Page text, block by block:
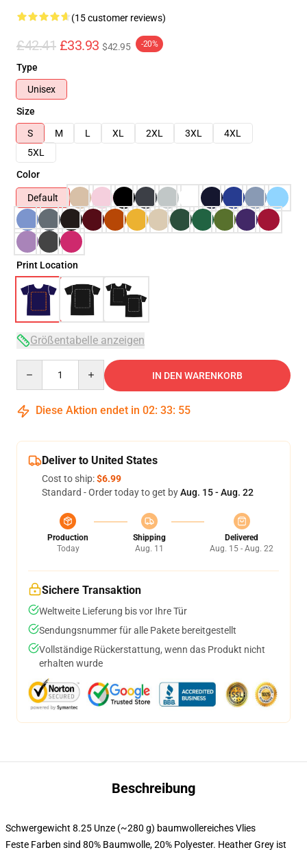
(15 customer reviews)
£42.41 £33.93 $42.95 -20%
Type
Unisex
Size
S
M L XL 2XL 3XL
4XL
5XL
Color
Default
Print Location
Größentabelle anzeigen
IN DEN WARENKORB
Diese Aktion endet in 02: 33: 54
Deliver to United States
Cost to ship:$6.99
Standard - Order today to get byAug. 15 - Aug. 22
Production
Today
Shipping
Aug. 11
Delivered
Aug. 15 - Aug. 22
Sichere Transaktion
Weltweite Lieferung bis vor Ihre Tür
Sendungsnummer für alle Pakete bereitgestellt
Vollständige Rückerstattung, wenn das Produkt nicht
erhalten wurde
Beschreibung
Schwergewicht 8.25 Unze (~280 g) baumwollereiches Vlies
Feste Farben sind 80% Baumwolle, 20% Polyester. Heather Grey ist